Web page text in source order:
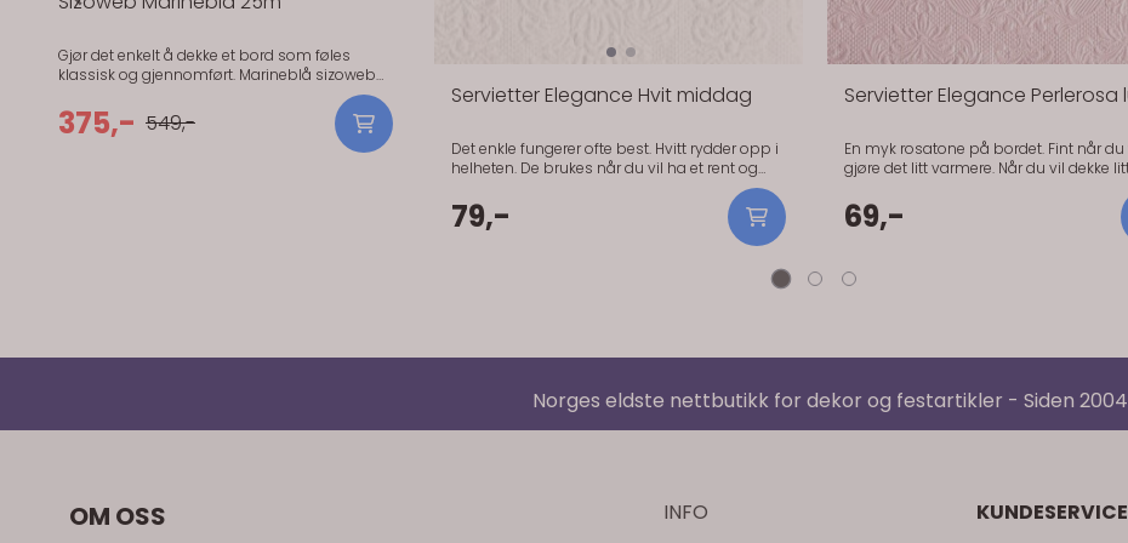
eller i vindu.
Norges eldste nettbutikk for dekor og festartikler - Siden 2004
OM OSS INFO KUNDESERVICE